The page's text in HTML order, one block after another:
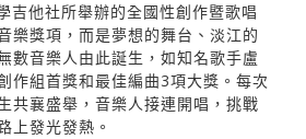
吉他社所舉辦的全國性創作暨歌唱
樂獎項，而是夢想的舞台、淡江的
數音樂人由此誕生，如知名歌手盧
作組首獎和最佳編曲3項大獎。每次
共襄盛舉，音樂人接連開唱，挑戰
上發光發熱。